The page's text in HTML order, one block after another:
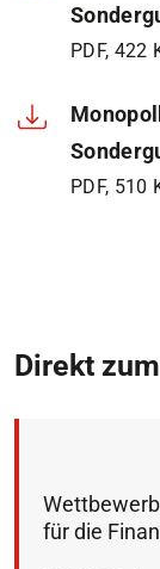
PDF, 422
PDF, 510
Direkt
für die